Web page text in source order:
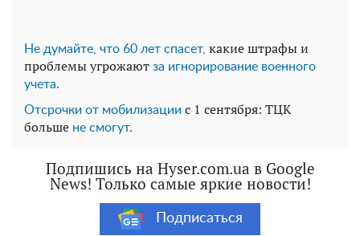
Не думайте, что 60 лет спасет, какие штрафы и
проблемы угрожают за игнорирование военного
учета.
Отсрочки от мобилизации с 1 сентября: ТЦК
больше не смогут.
Подпишись на Hyser.com.ua в Google
News! Только самые яркие новости!
Подписаться